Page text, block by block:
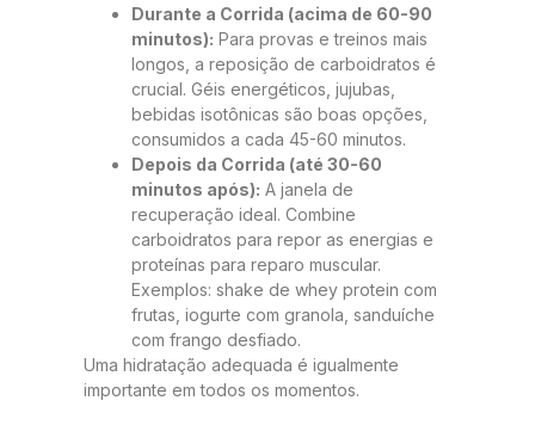
Durante a Corrida (acima de 60-90
minutos): Para provas e treinos mais
longos, a reposição de carboidratos é
crucial. Géis energéticos, jujubas,
bebidas isotônicas são boas opções,
consumidos a cada 45-60 minutos.
Depois da Corrida (até 30-60
minutos após): A janela de
recuperação ideal. Combine
carboidratos para repor as energias e
proteínas para reparo muscular.
Exemplos: shake de whey protein com
frutas, iogurte com granola, sanduíche
com frango desfiado.
Uma hidratação adequada é igualmente
importante em todos os momentos.